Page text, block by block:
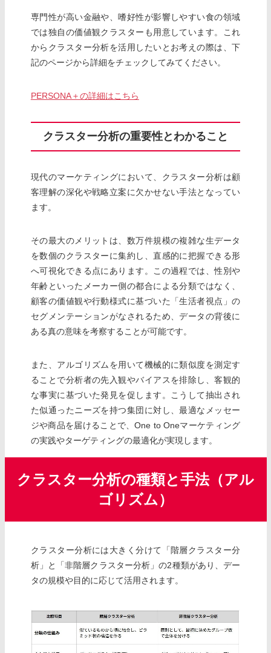
専門性が高い金融や、嗜好性が影響しやすい食の領域
では独自の価値観クラスターも用意しています。これ
からクラスター分析を活用したいとお考えの際は、下
記のページから詳細をチェックしてみてください。
PERSONA＋の詳細はこちら
クラスター分析の重要性とわかること
現代のマーケティングにおいて、クラスター分析は顧
客理解の深化や戦略立案に欠かせない手法となってい
ます。
その最大のメリットは、数万件規模の複雑な生データ
を数個のクラスターに集約し、直感的に把握できる形
へ可視化できる点にあります。この過程では、性別や
年齢といったメーカー側の都合による分類ではなく、
顧客の価値観や行動様式に基づいた「生活者視点」の
セグメンテーションがなされるため、データの背後に
ある真の意味を考察することが可能です。
また、アルゴリズムを用いて機械的に類似度を測定す
ることで分析者の先入観やバイアスを排除し、客観的
な事実に基づいた発見を促します。こうして抽出され
た似通ったニーズを持つ集団に対し、最適なメッセー
ジや商品を届けることで、One to Oneマーケティング
の実践やターゲティングの最適化が実現します。
クラスター分析の種類と手法（アル
ゴリズム）
クラスター分析には大きく分けて「階層クラスター分
析」と「非階層クラスター分析」の2種類があり、デー
タの規模や目的に応じて活用されます。